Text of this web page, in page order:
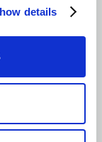
details
εκπομπές